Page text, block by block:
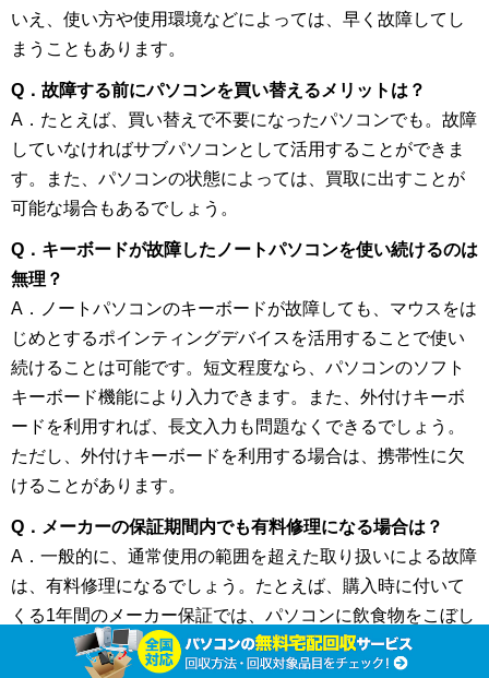
いえ、使い方や使用環境などによっては、早く故障してし
まうこともあります。
Q． 故障する前にパソコンを買い替えるメリットは？
A．たとえば、買い替えで不要になったパソコンでも。故障
していなければサブパソコンとして活用することができま
す。また、パソコンの状態によっては、買取に出すことが
可能な場合もあるでしょう。
Q．キーボードが故障したノートパソコンを使い続けるのは
無理？
A．ノートパソコンのキーボードが故障しても、マウスをは
じめとするポインティングデバイスを活用することで使い
続けることは可能です。短文程度なら、パソコンのソフト
キーボード機能により入力できます。また、外付けキーボ
ードを利用すれば、長文入力も問題なくできるでしょう。
ただし、外付けキーボードを利用する場合は、携帯性に欠
けることがあります。
Q．メーカーの保証期間内でも有料修理になる場合は？
A．一般的に、通常使用の範囲を超えた取り扱いによる故障
は、有料修理になるでしょう。たとえば、購入時に付いて
くる1年間のメーカー保証では、パソコンに飲食物をこぼし
たりパソコンを落下させたりしたことが原因での故障は、